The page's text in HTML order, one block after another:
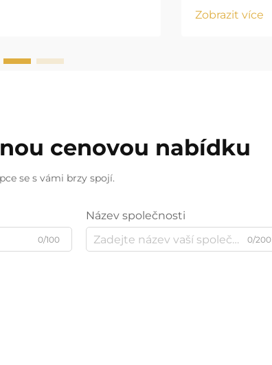
Zobrazit více
cenovou nabídku
se s vámi brzy spojí.
0/100
Název společnosti
0/200